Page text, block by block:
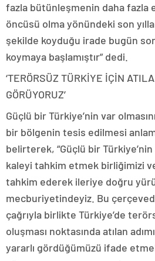
fazla bütünleşmenin daha fazla
öncüsü olma yönündeki son
şekilde koyduğu irade bugün
koymaya başlamıştır” dedi.
‘TERÖRSÜZ TÜRKİYE İÇİN
GÖRÜYORUZ’
Güçlü bir Türkiye’nin var
bir bölgenin tesis edilmesi
belirterek, “Güçlü bir
kaleyi tahkim etmek birliğimizi
tahkim ederek ileriye doğru
mecburiyetindeyiz. Bu
çağrıyla birlikte Türkiye’de
oluşması noktasında atılan
yararlı gördüğümüzü ifade